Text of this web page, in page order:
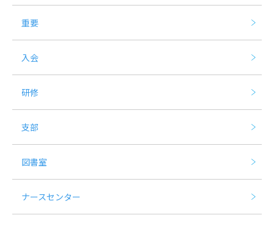
重要
入会
研修
支部
図書室
ナースセンター